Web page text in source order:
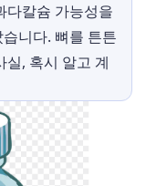
다칼슘 가능성을
니다. 뼈를 튼튼
, 혹시 알고 계